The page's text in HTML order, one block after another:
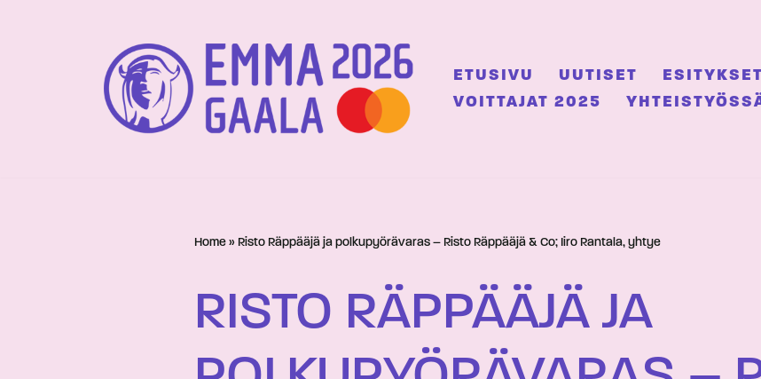
ETUSIVU UUTISET ESITYKSET
VOITTAJAT 2025
Home » Risto Räppääjä ja polkupyörävaras – Risto Räppääjä & Co; Iiro Rantala, yhtye
RISTO RÄPPÄÄJÄ JA